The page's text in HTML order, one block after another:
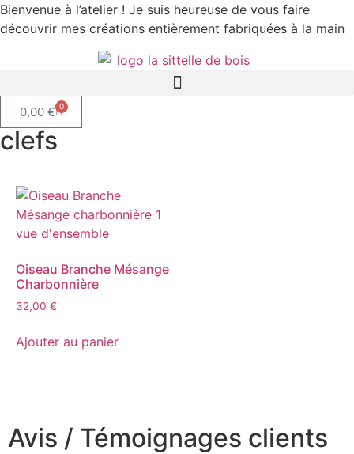
Bienvenue à l’atelier ! Je suis heureuse de vous faire
découvrir mes créations entièrement fabriquées à la main
0,00 € 0
clefs
Oiseau Branche Mésange
Charbonnière
32,00 €
Ajouter au panier
Avis / Témoignages clients